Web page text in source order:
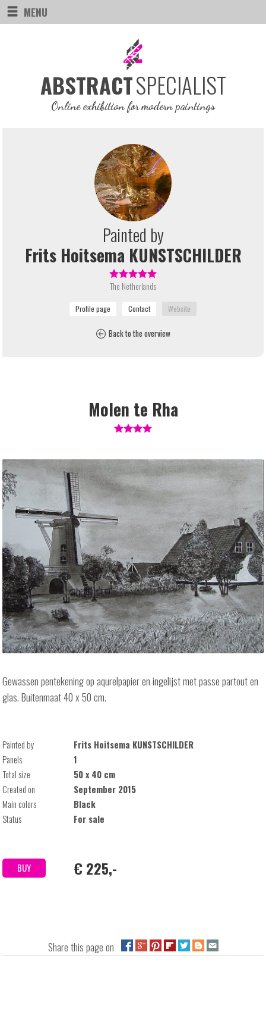
MENU
ABSTRACTSPECIALIST
Online exhibition for modern paintings
Painted by
Frits Hoitsema KUNSTSCHILDER
The Netherlands
Back to the overview
Molen te Rha
Gewassen pentekening op aqurelpapier en ingelijst met passe partout en
glas. Buitenmaat 40 x 50 cm.
Painted by
Frits Hoitsema KUNSTSCHILDER
Panels
1
Total size
50 x 40 cm
Created on
September 2015
Main colors
Black
Status
For sale
BUY € 225,-
Share this page on